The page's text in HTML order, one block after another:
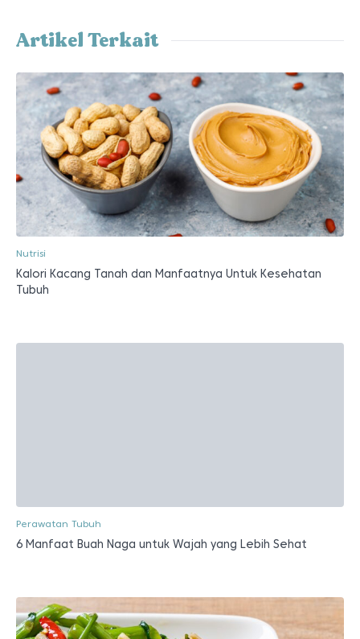
Artikel Terkait
Nutrisi
Kalori Kacang Tanah dan Manfaatnya Untuk Kesehatan
Tubuh
Perawatan Tubuh
6 Manfaat Buah Naga untuk Wajah yang Lebih Sehat